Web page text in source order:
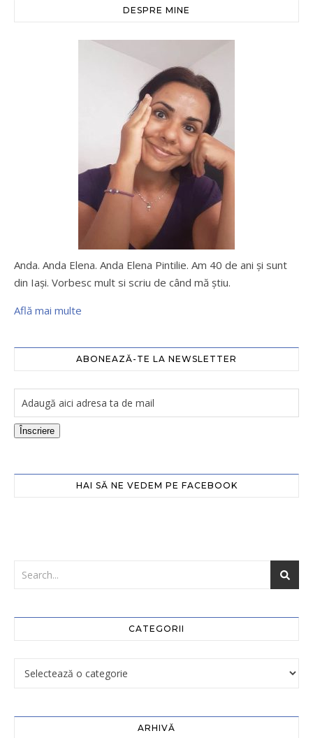
DESPRE MINE
Anda. Anda Elena. Anda Elena Pintilie. Am 40 de ani şi sunt
din Iaşi. Vorbesc mult si scriu de când mă ştiu.
Află mai multe
ABONEAZĂ-TE LA NEWSLETTER
Înscriere
HAI SĂ NE VEDEM PE FACEBOOK
CATEGORII
ARHIVĂ